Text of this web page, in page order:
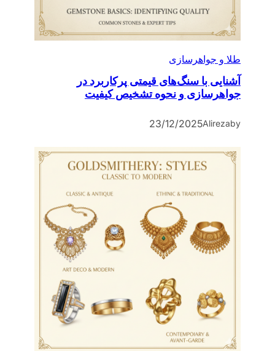
طلا و جواهرسازی
آشنایی با سنگ‌های قیمتی پرکاربرد در
جواهرسازی و نحوه تشخیص کیفیت
by
Alireza
23/12/2025